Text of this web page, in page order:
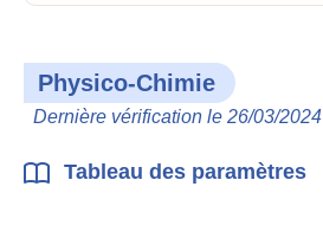
Physico-Chimie
Dernière vérification le 26/03/2024
Tableau des paramètres